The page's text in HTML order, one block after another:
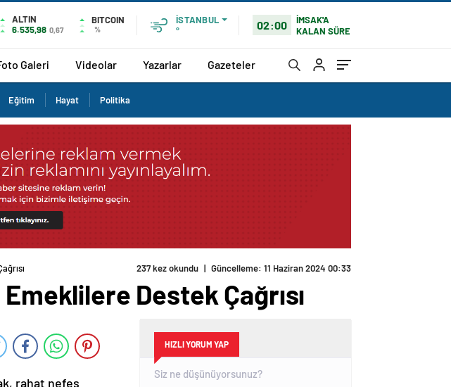
ALTIN
6.535,98 0,67
BITCOIN
%
İSTANBUL
°
02:00
İMSAK'A
KALAN SÜRE
Galeri Videolar Yazarlar Gazeteler
Eğitim Hayat Politika
Emeklilere Destek Çağrısı
rahat nefes
HIZLI YORUM YAP